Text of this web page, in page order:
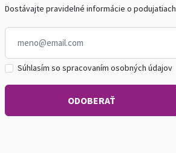
Dostávajte pravidelné informácie o podujatiach
Súhlasím so spracovaním osobných údajov